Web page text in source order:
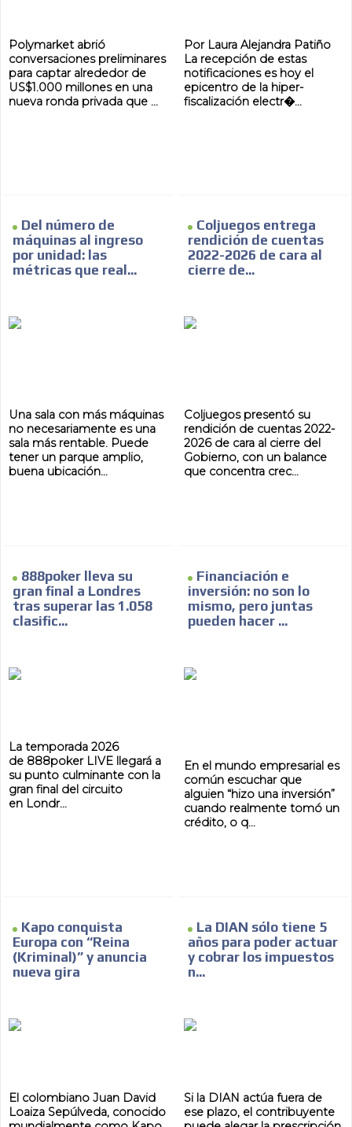
Polymarket abrió
conversaciones preliminares
para captar alrededor de
US$1.000 millones en una
nueva ronda privada que ...
Por Laura Alejandra Patiño
La recepción de estas
notificaciones es hoy el
epicentro de la hiper-
fiscalización electr�...
Del número de
máquinas al ingreso
por unidad: las
métricas que real...
Una sala con más máquinas
no necesariamente es una
sala más rentable. Puede
tener un parque amplio,
buena ubicación...
Coljuegos entrega
rendición de cuentas
2022-2026 de cara al
cierre de...
Coljuegos presentó su
rendición de cuentas 2022-
2026 de cara al cierre del
Gobierno, con un balance
que concentra crec...
888poker lleva su
gran final a Londres
tras superar las 1.058
clasific...
La temporada 2026
de 888poker LIVE llegará a
su punto culminante con la
gran final del circuito
en Londr...
Financiación e
inversión: no son lo
mismo, pero juntas
pueden hacer ...
En el mundo empresarial es
común escuchar que
alguien “hizo una inversión”
cuando realmente tomó un
crédito, o q...
Kapo conquista
Europa con “Reina
(Kriminal)” y anuncia
nueva gira
El colombiano Juan David
Loaiza Sepúlveda, conocido
La DIAN sólo tiene 5
años para poder actuar
y cobrar los impuestos
n...
Si la DIAN actúa fuera de
ese plazo, el contribuyente